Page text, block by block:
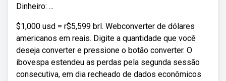
Dinheiro: ...
$1,000 usd = r$5,599 brl. Webconverter de dólares
americanos em reais. Digite a quantidade que você
deseja converter e pressione o botão converter. O
ibovespa estendeu as perdas pela segunda sessão
consecutiva, em dia recheado de dados econômicos